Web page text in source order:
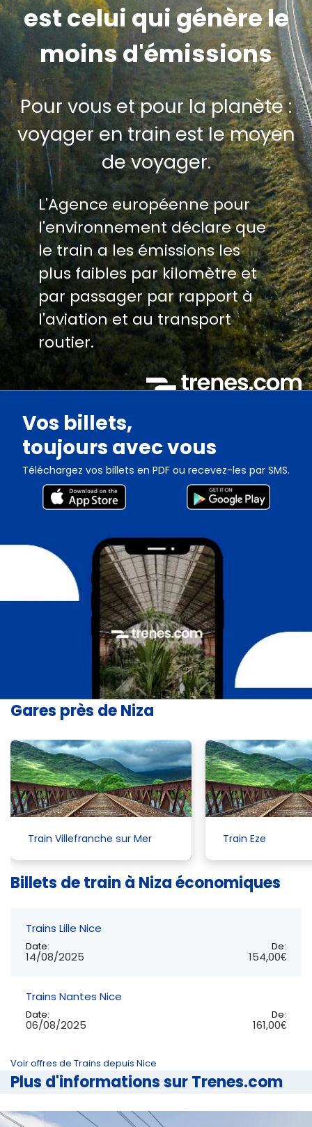
est celui qui génère le
moins d'émissions
Pour vous et pour la planète :
voyager en train est le moyen
de voyager.
L'Agence européenne pour
l'environnement déclare que
le train a les émissions les
plus faibles par kilomètre et
par passager par rapport à
l'aviation et au transport
routier.
Vos billets,
toujours avec vous
Téléchargez vos billets en PDF ou recevez-les par SMS.
Gares près de Niza
Train Villefranche sur Mer Train Eze
Billets de train à Niza économiques
Trains Lille Nice
Date:
14/08/2025
De:
154,00€
Trains Nantes Nice
Date:
06/08/2025
De:
161,00€
Voir offres de Trains depuis Nice
Plus d'informations sur Trenes.com